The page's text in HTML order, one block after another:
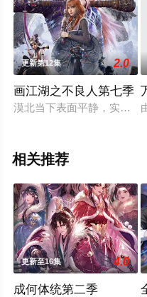
更新第12集 2.0
画江湖之不良人第七季
漠北当下表面平静，实则暗
相关推荐
更新至16集 4.0
成何体统第二季